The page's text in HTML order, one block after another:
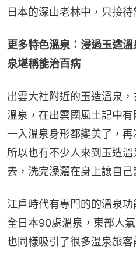
日本的深山老林中，只接
更多特色溫泉：浸過玉造
泉堪稱能治百病
出雲大社附近的玉造溫泉
溫泉，在出雲國風土記中
一入溫泉身形都變美了，再
所以也有不少人來到玉造
去，洗完澡灑在身上讓自己
江戶時代有專門的的溫泉
全日本90處溫泉，東部人
也同樣吸引了很多溫泉旅